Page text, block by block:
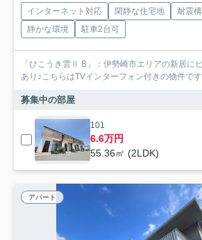
インターネット対応 閑静な住宅地 耐震
静かな環境
駐車2台可
「ひこうき雲Ⅱ B」：伊勢崎市エリアの新居に
あり♪こちらはTVインターフォン付きの物件で
募集中の部屋
101
6.6万円
55.36㎡ (2LDK)
アパート